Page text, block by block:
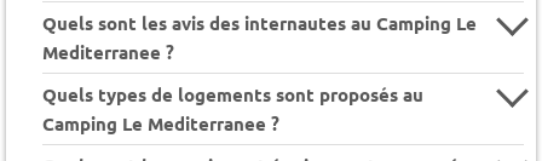
Quels sont les avis des internautes au Camping Le
Mediterranee ?
Quels types de logements sont proposés au
Camping Le Mediterranee ?